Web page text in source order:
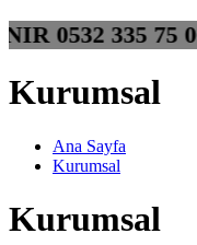
0532 335
Kurumsal
Ana Sayfa
Kurumsal
Kurumsal